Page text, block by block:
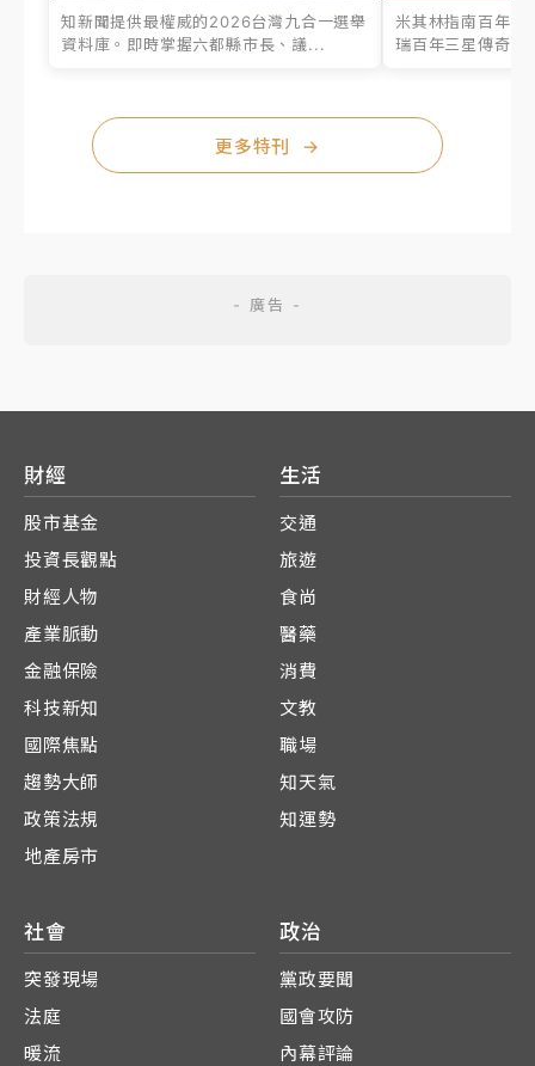
知新聞提供最權威的2026台灣九合一選舉
資料庫。即時掌握六都縣市長、議...
米其林指南百年之
瑞百年三星傳奇、
更多特刊 →
財經
股市基金
投資長觀點
財經人物
產業脈動
金融保險
科技新知
國際焦點
趨勢大師
政策法規
地產房市
生活
交通
旅遊
食尚
醫藥
消費
文教
職場
知天氣
知運勢
社會
突發現場
法庭
暖流
政治
黨政要聞
國會攻防
內幕評論